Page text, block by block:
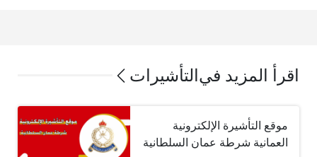
اقرأ المزيد في التأشيرات
موقع التأشيرة الإلكترونية
العمانية شرطة عمان السلطانية